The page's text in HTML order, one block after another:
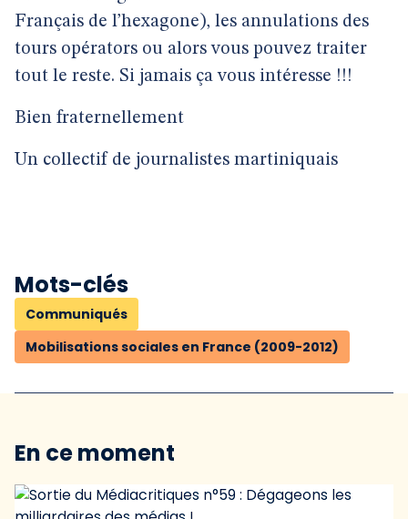
Français de l’hexagone), les annulations des
tours opérators ou alors vous pouvez traiter
tout le reste. Si jamais ça vous intéresse !!!
Bien fraternellement
Un collectif de journalistes martiniquais
Mots-clés
Communiqués
Mobilisations sociales en France (2009-2012)
En ce moment